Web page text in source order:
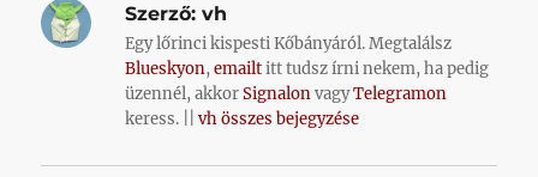
Szerző: vh
Egy lőrinci kispesti Kőbányáról. Megtalálsz
Blueskyon,emailtitt tudsz írni nekem, ha pedig
üzennél, akkorSignalonvagyTelegramon
keress. ||vh összes bejegyzése